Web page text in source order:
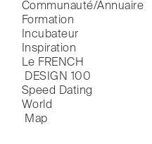
Communauté/Annuaire
Formation
Incubateur
Inspiration
Le FRENCH
DESIGN 100
Speed Dating
World
Map